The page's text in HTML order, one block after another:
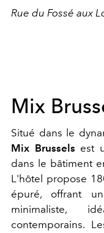
Rue du Fossé aux
Mix
Situé dans le
Mix Brussels est
dans le bâtiment
L'hôtel propose
épuré, offrant
minimaliste,
contemporains.